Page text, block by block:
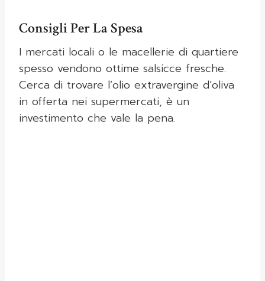
Consigli Per La Spesa
I mercati locali o le macellerie di quartiere
spesso vendono ottime salsicce fresche.
Cerca di trovare l’olio extravergine d’oliva
in offerta nei supermercati, è un
investimento che vale la pena.